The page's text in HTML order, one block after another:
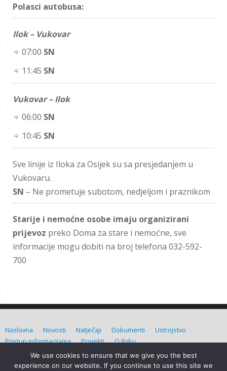
Polasci autobusa:
Ilok – Vukovar
07:00 SN
11:45 SN
Vukovar – Ilok
06:00 SN
10:45 SN
Sve linije iz Iloka za Osijek su sa presjedanjem u
Vukovaru.
SN – Ne prometuje subotom, nedjeljom i praznikom
Starije i nemoćne osobe imaju organizirani
prijevoz preko Doma za stare i nemoćne, sve
informacije mogu dobiti na broj telefona 032-592-
700
Naslovna Novosti Natječaji Dokumenti
Ustrojstvo
Pristup informacijama
Projekti O Iloku
Grad Ilok (C) Sva prava pridržana. Izradio: Admin d.o.o.
We use cookies to ensure that we give you the best
experience on our website. If you continue to use this site we